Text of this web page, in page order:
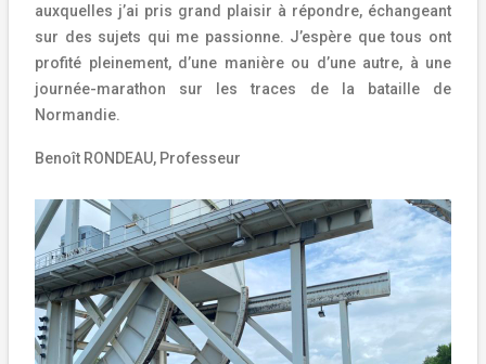
auxquelles j’ai pris grand plaisir à répondre, échangeant
sur des sujets qui me passionne. J’espère que tous ont
profité pleinement, d’une manière ou d’une autre, à une
journée-marathon sur les traces de la bataille de
Normandie.
Benoît RONDEAU, Professeur